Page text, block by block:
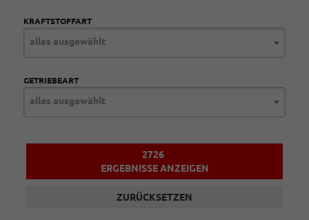
KRAFTSTOFFART
alles ausgewählt
GETRIEBEART
alles ausgewählt
2726
ERGEBNISSE ANZEIGEN
ZURÜCKSETZEN